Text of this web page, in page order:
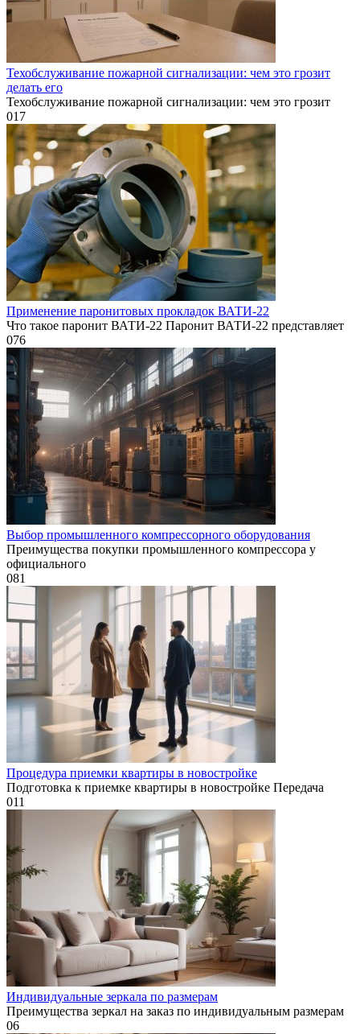
Техобслуживание пожарной сигнализации: чем это грозит
делать его
Техобслуживание пожарной сигнализации: чем это грозит
017
Применение паронитовых прокладок ВАТИ-22
Что такое паронит ВАТИ-22 Паронит ВАТИ-22 представляет
076
Выбор промышленного компрессорного оборудования
Преимущества покупки промышленного компрессора у
официального
081
Процедура приемки квартиры в новостройке
Подготовка к приемке квартиры в новостройке Передача
011
Индивидуальные зеркала по размерам
Преимущества зеркал на заказ по индивидуальным размерам
06